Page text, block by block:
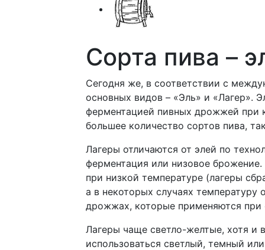
Сорта пива –
Сегодня же, в соответствии с
основных видов – «Эль» и «Лагер».
ферментацией пивных дрожжей при
большее количество сортов пива,
Лагеры отличаются от элей по
ферментация или низовое
при низкой температуре (лагеры
а в некоторых случаях
дрожжах, которые применяются при
Лагеры чаще светло-желтые, хотя и
использоваться светлый, темный